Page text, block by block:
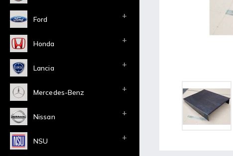
Ford
Honda
Lancia
Mercedes-Benz
Nissan
NSU